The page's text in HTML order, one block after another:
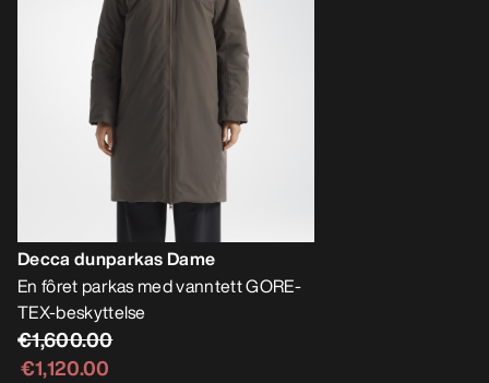
Decca dunparkas Dame
En fôret parkas med vanntett GORE-
TEX-beskyttelse
€1,600.00
€1,120.00